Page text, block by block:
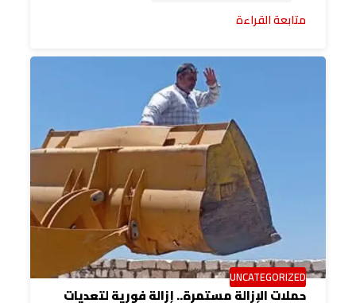
متابعة القراءة
UNCATEGORIZED
حملات الإزالة مستمرة.. إزالة فورية لتعديات